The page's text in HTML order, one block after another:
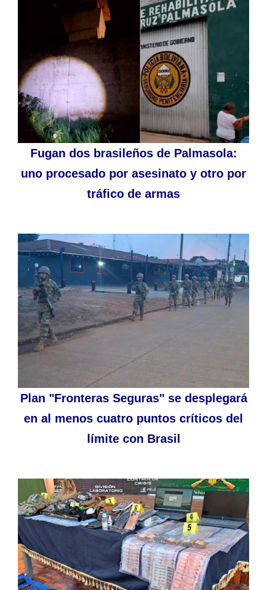
Fugan dos brasileños de Palmasola:
uno procesado por asesinato y otro por
tráfico de armas
Plan "Fronteras Seguras" se desplegará
en al menos cuatro puntos críticos del
límite con Brasil